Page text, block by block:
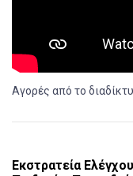
Αγορές από το
Εκστρατεία Ελέγχου